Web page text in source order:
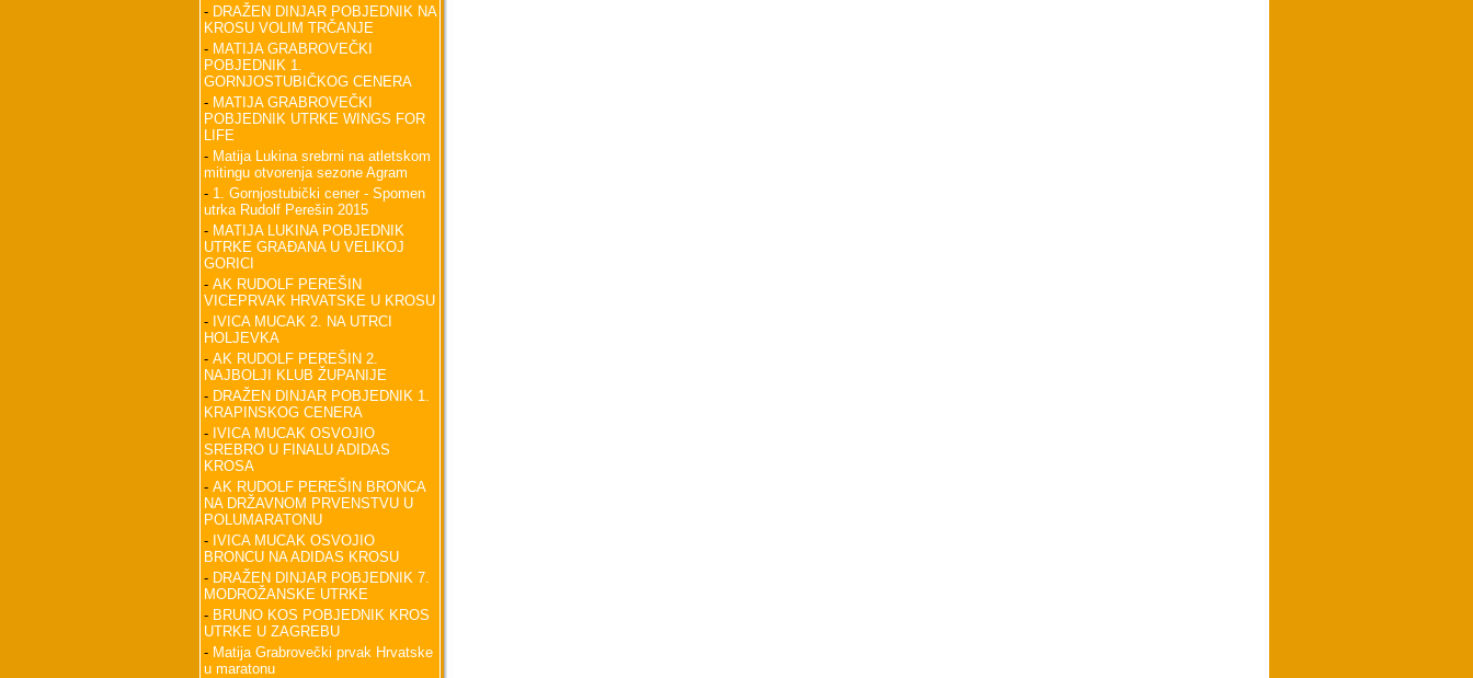
- DRAŽEN DINJAR POBJEDNIK NA
KROSU VOLIM TRČANJE
- MATIJA GRABROVEČKI
POBJEDNIK 1.
GORNJOSTUBIČKOG CENERA
- MATIJA GRABROVEČKI
POBJEDNIK UTRKE WINGS FOR
LIFE
- Matija Lukina srebrni na atletskom
mitingu otvorenja sezone Agram
- 1. Gornjostubički cener - Spomen
utrka Rudolf Perešin 2015
- MATIJA LUKINA POBJEDNIK
UTRKE GRAĐANA U VELIKOJ
GORICI
- AK RUDOLF PEREŠIN
VICEPRVAK HRVATSKE U KROSU
- IVICA MUCAK 2. NA UTRCI
HOLJEVKA
- AK RUDOLF PEREŠIN 2.
NAJBOLJI KLUB ŽUPANIJE
- DRAŽEN DINJAR POBJEDNIK 1.
KRAPINSKOG CENERA
- IVICA MUCAK OSVOJIO
SREBRO U FINALU ADIDAS
KROSA
- AK RUDOLF PEREŠIN BRONCA
NA DRŽAVNOM PRVENSTVU U
POLUMARATONU
- IVICA MUCAK OSVOJIO
BRONCU NA ADIDAS KROSU
- DRAŽEN DINJAR POBJEDNIK 7.
MODROŽANSKE UTRKE
- BRUNO KOS POBJEDNIK KROS
UTRKE U ZAGREBU
- Matija Grabrovečki prvak Hrvatske
u maratonu